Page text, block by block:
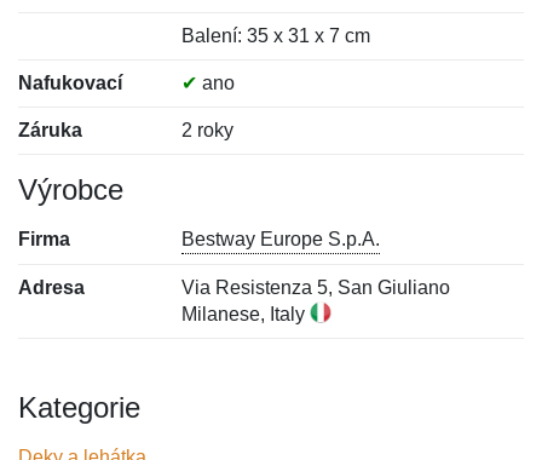
Balení: 35 x 31 x 7 cm
Nafukovací ✔ ano
Záruka 2 roky
Výrobce
Firma Bestway Europe S.p.A.
Adresa
Via Resistenza 5, San Giuliano
Milanese, Italy
Kategorie